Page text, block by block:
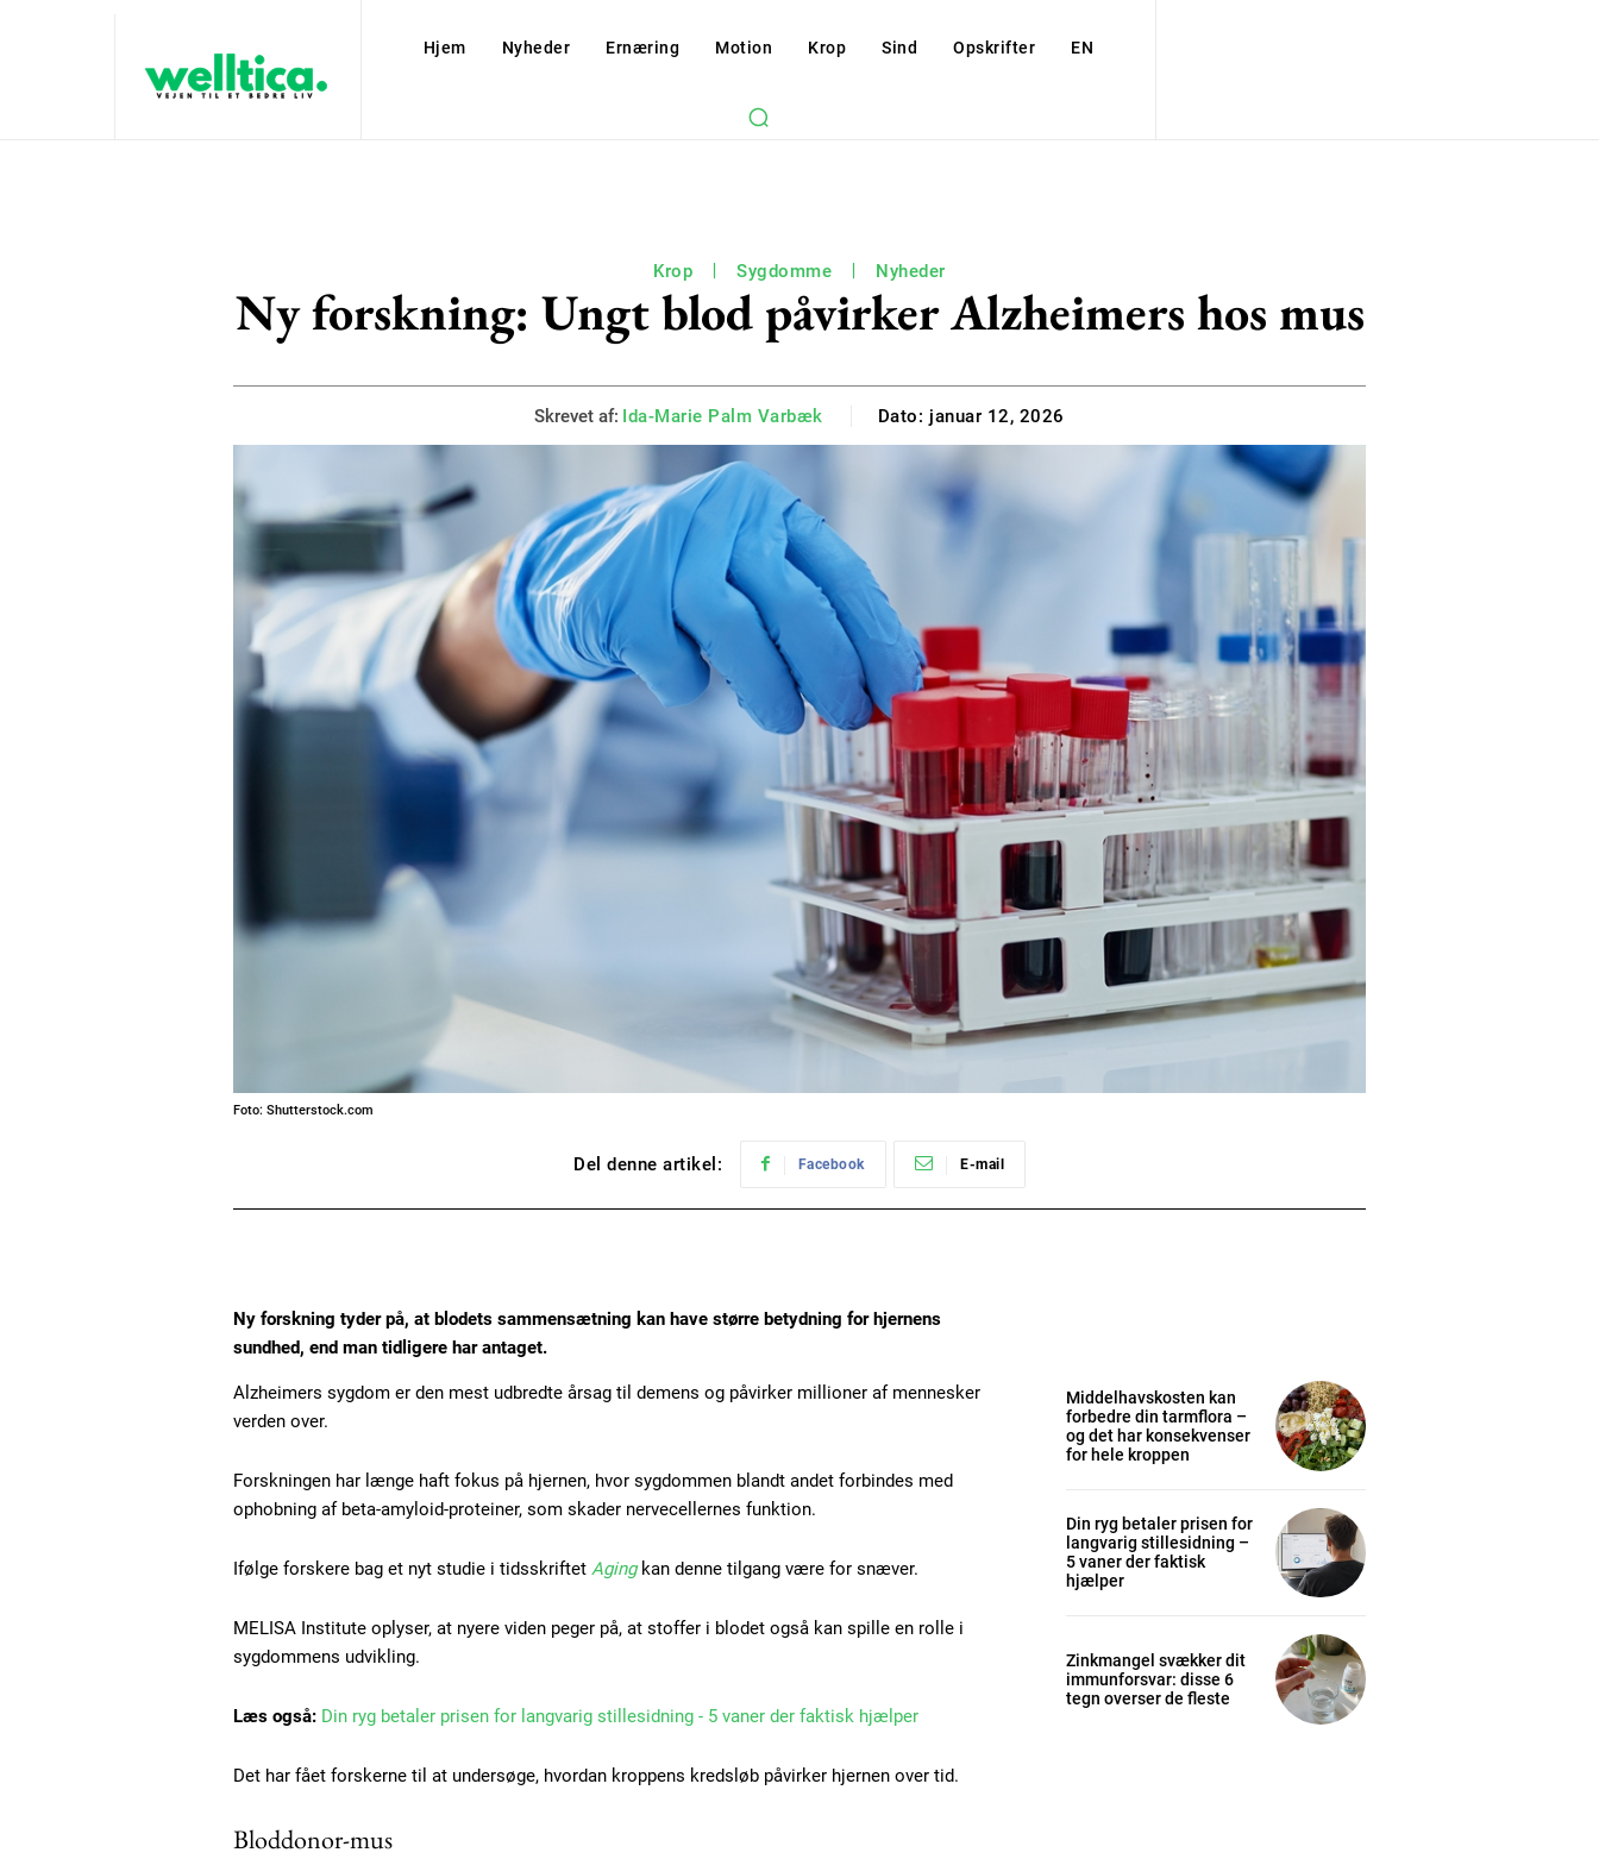
Hjem Nyheder Ernæring Motion Krop Sind Opskrifter EN
Krop Sygdomme Nyheder
Ny forskning: Ungt blod påvirker Alzheimers hos mus
Skrevet af: Ida-Marie Palm Varbæk Dato: januar 12, 2026
Foto: Shutterstock.com
Del denne artikel: Facebook E-mail
Ny forskning tyder på, at blodets sammensætning kan have større betydning for hjernens
sundhed, end man tidligere har antaget.
Alzheimers sygdom er den mest udbredte årsag til demens og påvirker millioner af mennesker
verden over.
Forskningen har længe haft fokus på hjernen, hvor sygdommen blandt andet forbindes med
ophobning af beta-amyloid-proteiner, som skader nervecellernes funktion.
Ifølge forskere bag et nyt studie i tidsskriftet Agingkan denne tilgang være for snæver.
MELISA Institute oplyser, at nyere viden peger på, at stoffer i blodet også kan spille en rolle i
sygdommens udvikling.
Læs også: Din ryg betaler prisen for langvarig stillesidning - 5 vaner der faktisk hjælper
Det har fået forskerne til at undersøge, hvordan kroppens kredsløb påvirker hjernen over tid.
Bloddonor-mus
Middelhavskosten kan
forbedre din tarmflora –
og det har konsekvenser
for hele kroppen
Din ryg betaler prisen for
langvarig stillesidning –
5 vaner der faktisk
hjælper
Zinkmangel svækker dit
immunforsvar: disse 6
tegn overser de fleste